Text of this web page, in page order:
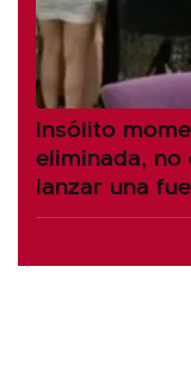
Insólito
eliminada,
lanzar una